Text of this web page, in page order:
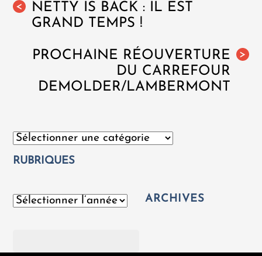
<
NETTY IS BACK : IL EST
GRAND TEMPS !
>
PROCHAINE RÉOUVERTURE
DU CARREFOUR
DEMOLDER/LAMBERMONT
Catégories
RUBRIQUES
Archives ARCHIVES